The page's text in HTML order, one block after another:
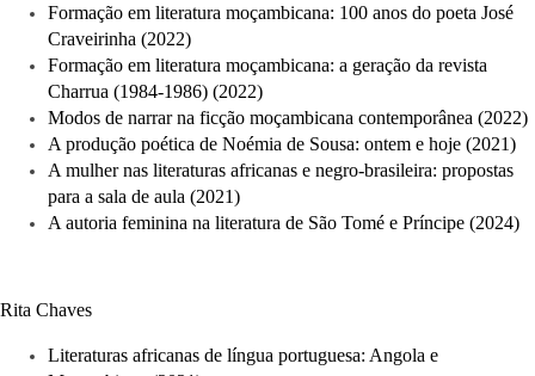
Formação em literatura moçambicana: 100 anos do poeta José
Craveirinha (2022)
Formação em literatura moçambicana: a geração da revista
Charrua (1984-1986) (2022)
Modos de narrar na ficção moçambicana contemporânea (2022)
A produção poética de Noémia de Sousa: ontem e hoje (2021)
A mulher nas literaturas africanas e negro-brasileira: propostas
para a sala de aula (2021)
A autoria feminina na literatura de São Tomé e Príncipe (2024)
Rita Chaves
Literaturas africanas de língua portuguesa: Angola e